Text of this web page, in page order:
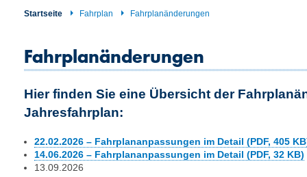
Startseite Fahrplan Fahrplanänderungen
Fahrplanänderungen
Hier finden Sie eine Übersicht der
Jahresfahrplan:
22.02.2026 – Fahrplananpassungen im Detail (PDF, 405
14.06.2026 – Fahrplananpassungen im Detail (PDF, 32 KB)
13.09.2026